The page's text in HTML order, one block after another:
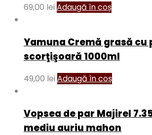
69,00 lei Adaugă în coș
Yamuna Cremă grasă
scorţişoară 1000ml
49,00 lei Adaugă în coș
Vopsea de par Majirel
mediu auriu mahon